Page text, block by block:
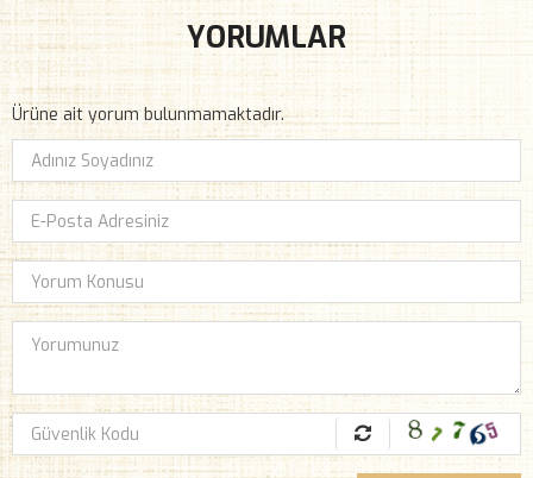
YORUMLAR
Ürüne ait yorum bulunmamaktadır.